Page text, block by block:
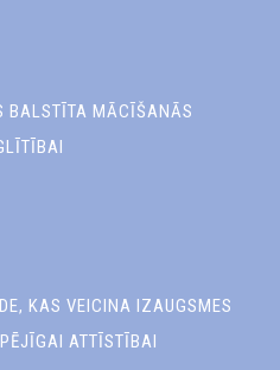
BALSTĪTA MĀCĪŠANĀS
KAS VEICINA IZAUGSMES
ATTĪSTĪBAI